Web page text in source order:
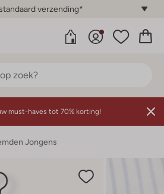
verzending*
must-haves tot 70% korting!
Jongens